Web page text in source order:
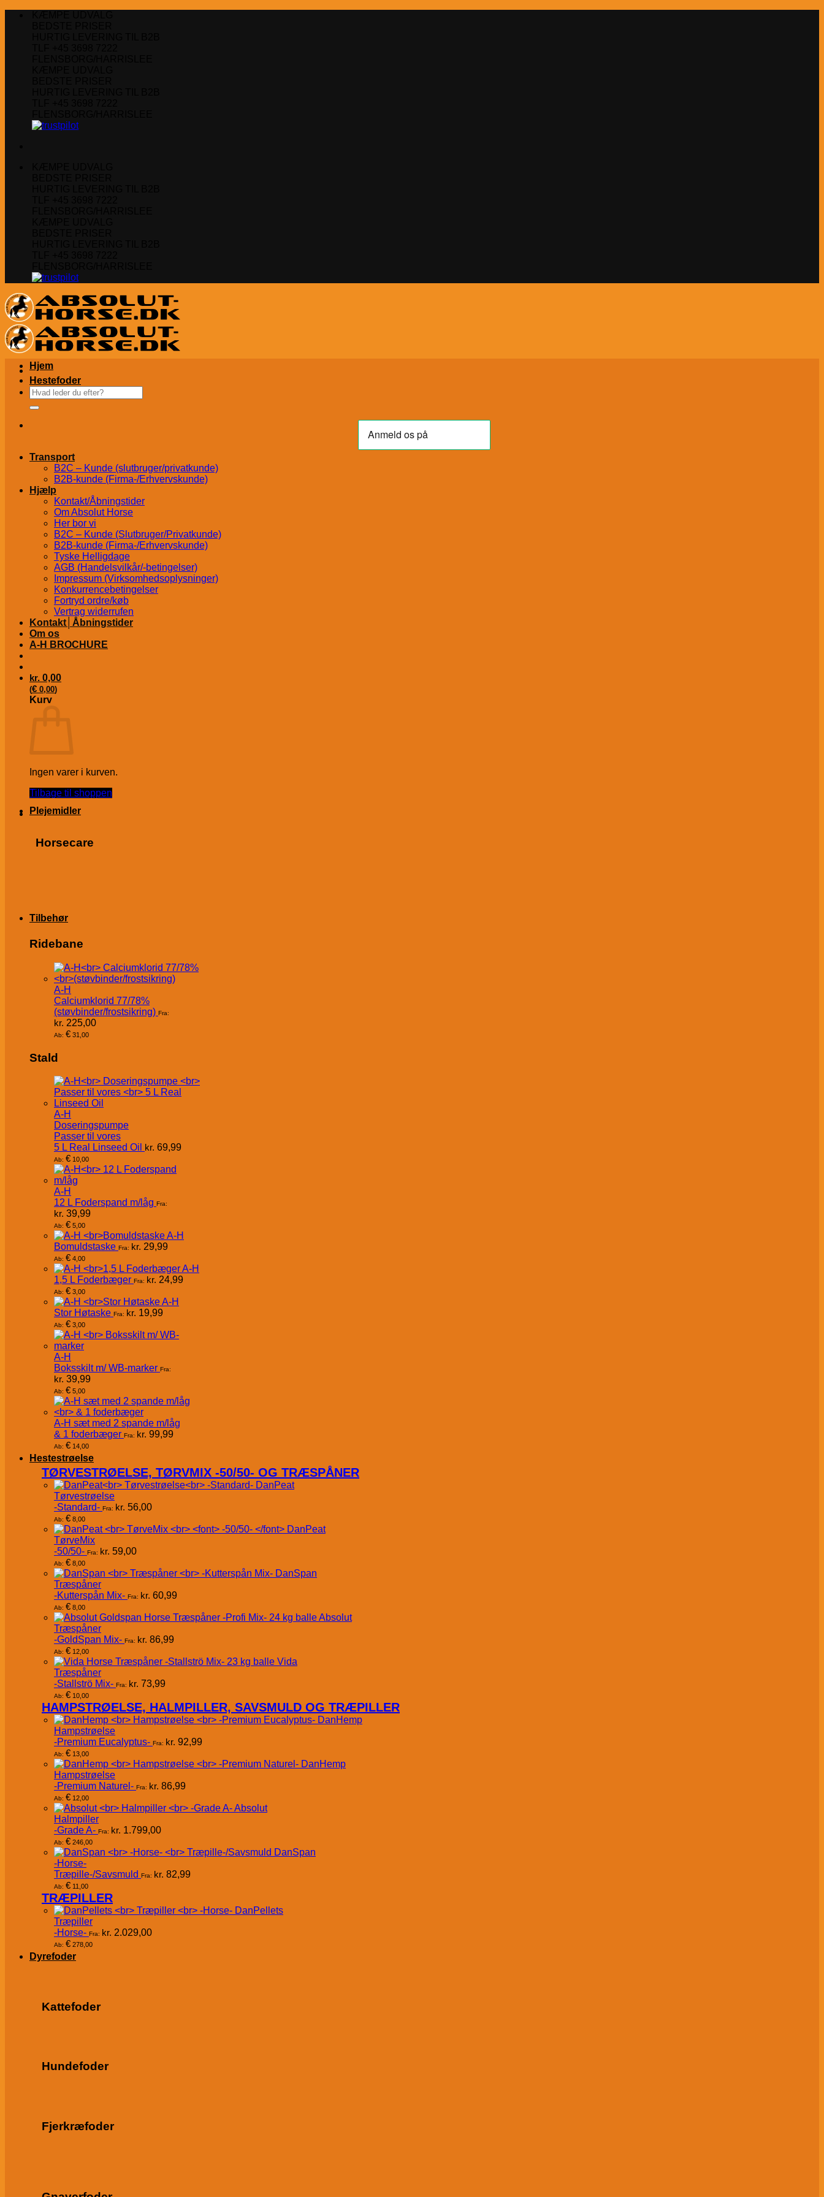
Søg
efter:
Transport
B2C – Kunde (slutbruger/privatkunde)
B2B-kunde (Firma-/Erhvervskunde)
Hjælp
Kontakt/Åbningstider
Om Absolut Horse
Her bor vi
B2C – Kunde (Slutbruger/Privatkunde)
B2B-kunde (Firma-/Erhvervskunde)
Tyske Helligdage
AGB (Handelsvilkår/-betingelser)
Impressum (Virksomhedsoplysninger)
Konkurrencebetingelser
Fortryd ordre/køb
Vertrag widerrufen
Kontakt│Åbningstider
Om os
A-H BROCHURE
kr. 0,00
(€ 0,00)
Kurv
Ingen varer i kurven.
Tilbage til shoppen
Hjem
Hestefoder
Plejemidler
Horsecare
Tilbehør
Ridebane
A-H
Calciumklorid 77/78%
(støvbinder/frostsikring) Fra:
kr. 225,00
Ab: € 31,00
Stald
A-H
Doseringspumpe
Passer til vores
5 L Real Linseed Oil kr. 69,99
Ab: € 10,00
A-H
12 L Foderspand m/låg Fra:
kr. 39,99
Ab: € 5,00
A-H
Bomuldstaske Fra: kr. 29,99
Ab: € 4,00
A-H
1,5 L Foderbæger Fra: kr. 24,99
Ab: € 3,00
A-H
Stor Høtaske Fra: kr. 19,99
Ab: € 3,00
A-H
Boksskilt m/ WB-marker Fra:
kr. 39,99
Ab: € 5,00
A-H sæt med 2 spande m/låg
& 1 foderbæger Fra: kr. 99,99
Ab: € 14,00
Hestestrøelse
TØRVESTRØELSE, TØRVMIX -50/50- OG TRÆSPÅNER
DanPeat
Tørvestrøelse
-Standard- Fra: kr. 56,00
Ab: € 8,00
DanPeat
TørveMix
-50/50- Fra: kr. 59,00
Ab: € 8,00
DanSpan
Træspåner
-Kutterspån Mix- Fra: kr. 60,99
Ab: € 8,00
Absolut
Træspåner
-GoldSpan Mix- Fra: kr. 86,99
Ab: € 12,00
Vida
Træspåner
-Stallströ Mix- Fra: kr. 73,99
Ab: € 10,00
HAMPSTRØELSE, HALMPILLER, SAVSMULD OG TRÆPILLER
DanHemp
Hampstrøelse
-Premium Eucalyptus- Fra: kr. 92,99
Ab: € 13,00
DanHemp
Hampstrøelse
-Premium Naturel- Fra: kr. 86,99
Ab: € 12,00
Absolut
Halmpiller
-Grade A- Fra: kr. 1.799,00
Ab: € 246,00
DanSpan
-Horse-
Træpille-/Savsmuld Fra: kr. 82,99
Ab: € 11,00
TRÆPILLER
DanPellets
Træpiller
-Horse- Fra: kr. 2.029,00
Ab: € 278,00
Dyrefoder
Kattefoder
Hundefoder
Fjerkræfoder